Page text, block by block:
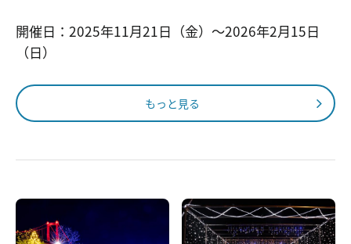
開催日：2025年11月21日（金）～2026年2月15日
（日）
もっと見る